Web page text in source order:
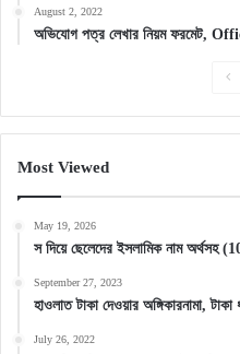
August 2, 2022
অভিযোগ পত্র লেখার নিয়ম ফরমেট,
Most Viewed
May 19, 2026
স দিয়ে ছেলেদের ইসলামিক নাম
September 27, 2023
হাওলাত টাকা দেওয়ার অঙ্গিকারনামা,
July 26, 2022